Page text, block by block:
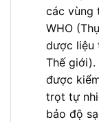
các vùng
WHO
dược liệu
Thế giới).
được
trọt tự
bảo độ